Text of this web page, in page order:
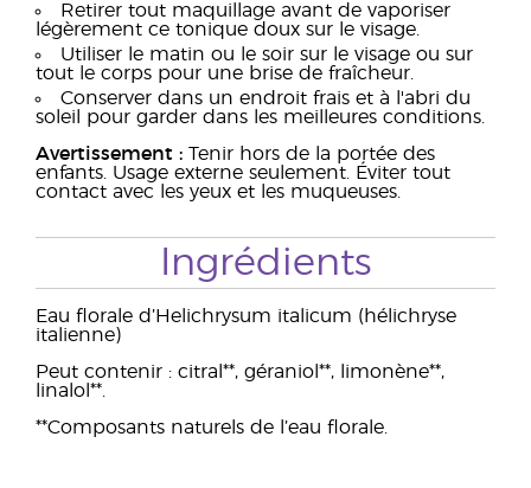
Retirer tout maquillage avant de vaporiser
légèrement ce tonique doux sur le visage.
Utiliser le matin ou le soir sur le visage ou sur
tout le corps pour une brise de fraîcheur.
Conserver dans un endroit frais et à l'abri du
soleil pour garder dans les meilleures conditions.
Avertissement : Tenir hors de la portée des
enfants. Usage externe seulement. Éviter tout
contact avec les yeux et les muqueuses.
Ingrédients
Eau florale d’Helichrysum italicum (hélichryse
italienne)
Peut contenir : citral**, géraniol**, limonène**,
linalol**.
**Composants naturels de l’eau florale.